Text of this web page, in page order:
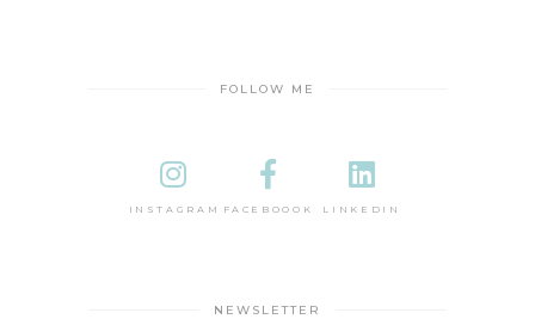
FOLLOW ME
INSTAGRAM FACEBOOOK LINKEDIN
NEWSLETTER